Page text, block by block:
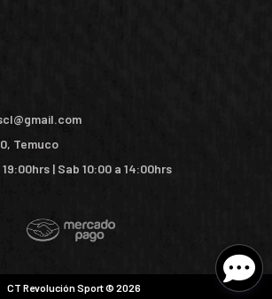
Temuco
| Sab 10:00 a 14:00hrs
CT Revolución Sport © 2026